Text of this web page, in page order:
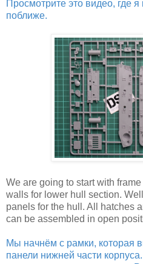
Просмотрите это видео, где
поближе.
We are going to start with
walls for lower hull section.
panels for the hull. All hatches
can be assembled in open
Мы начнём с рамки, которая
панели нижней части